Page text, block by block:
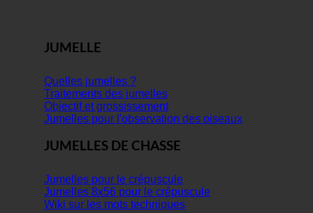
JUMELLE
Quelles jumelles ?
Traitements des jumelles
Objectif et grossissement
Jumelles pour l'observation des oiseaux
JUMELLES DE CHASSE
Jumelles pour le crépuscule
Jumelles 8x56 pour le crépuscule
Wiki sur les mots techniques